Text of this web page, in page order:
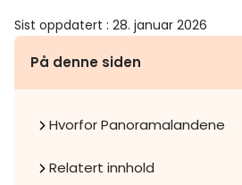
Sist oppdatert : 28. januar 2026
På denne siden
Hvorfor Panoramalandene
Relatert innhold